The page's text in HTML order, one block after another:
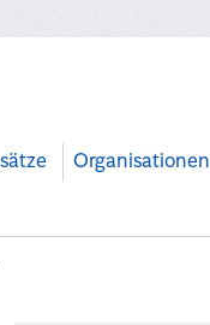
Organisationen